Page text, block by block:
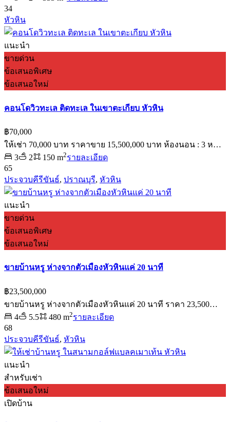
34
หัวหิน
แนะนำ
ขายด่วน
ข้อเสนอพิเศษ
ข้อเสนอใหม่
คอนโดวิวทะเล ติดทะเล ในเขาตะเกียบ หัวหิน
฿70,000
ให้เช่า 70,000 บาท ราคาขาย 15,500,000 บาท ห้องนอน : 3 ห…
3
2 150 m2รายละเอียด
65
ประจวบคีรีขันธ์, ปราณบุรี, หัวหิน
แนะนำ
ขายด่วน
ข้อเสนอพิเศษ
ข้อเสนอใหม่
ขายบ้านหรู ห่างจากตัวเมืองหัวหินแค่ 20 นาที
฿23,500,000
ขายบ้านหรู ห่างจากตัวเมืองหัวหินแค่ 20 นาที ราคา 23,500…
4
5.5 480 m2รายละเอียด
68
ประจวบคีรีขันธ์, หัวหิน
แนะนำ
สำหรับเช่า
ข้อเสนอใหม่
เปิดบ้าน